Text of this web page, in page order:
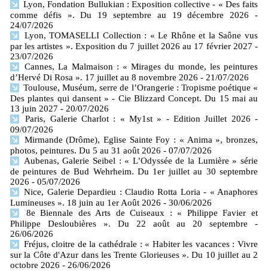
Lyon, Fondation Bullukian : Exposition collective - « Des faits
comme défis ». Du 19 septembre au 19 décembre 2026
-
24/07/2026
Lyon, TOMASELLI Collection : « Le Rhône et la Saône vus
par les artistes ». Exposition du 7 juillet 2026 au 17 février 2027 -
23/07/2026
Cannes, La Malmaison : « Mirages du monde, les peintures
d’Hervé Di Rosa ». 17 juillet au 8 novembre 2026 - 21/07/2026
Toulouse, Muséum, serre de l’Orangerie : Tropisme poétique «
Des plantes qui dansent » - Cie Blizzard Concept. Du 15 mai au
13 juin 2027 - 20/07/2026
Paris, Galerie Charlot : « My1st » - Edition Juillet 2026 -
09/07/2026
Mirmande (Drôme), Eglise Sainte Foy : « Anima », bronzes,
photos, peintures. Du 5 au 31 août 2026 - 07/07/2026
Aubenas, Galerie Seibel : « L’Odyssée de la Lumière » série
de peintures de Bud Wehrheim. Du 1er juillet au 30 septembre
2026 - 05/07/2026
Nice, Galerie Depardieu : Claudio Rotta Loria - « Anaphores
Lumineuses ». 18 juin au 1er Août 2026 - 30/06/2026
8e Biennale des Arts de Cuiseaux : « Philippe Favier et
Philippe Desloubières ». Du 22 août au 20 septembre
-
26/06/2026
Fréjus, cloitre de la cathédrale : « Habiter les vacances : Vivre
sur la Côte d'Azur dans les Trente Glorieuses ». Du 10 juillet au 2
octobre 2026 - 26/06/2026